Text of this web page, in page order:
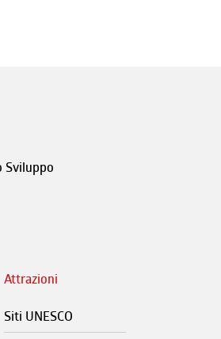
Sviluppo
Attrazioni
Siti UNESCO